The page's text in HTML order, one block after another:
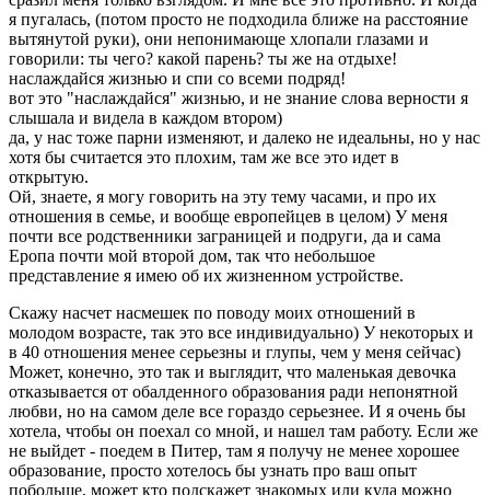
я пугалась, (потом просто не подходила ближе на расстояние
вытянутой руки), они непонимающе хлопали глазами и
говорили: ты чего? какой парень? ты же на отдыхе!
наслаждайся жизнью и спи со всеми подряд!
вот это "наслаждайся" жизнью, и не знание слова верности я
слышала и видела в каждом втором)
да, у нас тоже парни изменяют, и далеко не идеальны, но у нас
хотя бы считается это плохим, там же все это идет в
открытую.
Ой, знаете, я могу говорить на эту тему часами, и про их
отношения в семье, и вообще европейцев в целом) У меня
почти все родственники заграницей и подруги, да и сама
Еропа почти мой второй дом, так что небольшое
представление я имею об их жизненном устройстве.
Скажу насчет насмешек по поводу моих отношений в
молодом возрасте, так это все индивидуально) У некоторых и
в 40 отношения менее серьезны и глупы, чем у меня сейчас)
Может, конечно, это так и выглядит, что маленькая девочка
отказывается от обалденного образования ради непонятной
любви, но на самом деле все гораздо серьезнее. И я очень бы
хотела, чтобы он поехал со мной, и нашел там работу. Если же
не выйдет - поедем в Питер, там я получу не менее хорошее
образование, просто хотелось бы узнать про ваш опыт
побольше, может кто подскажет знакомых или куда можно